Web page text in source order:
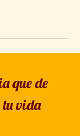
que de
vida